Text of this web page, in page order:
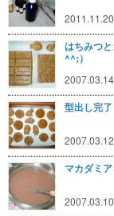
はちみつ
^^;）
型出し完
マカダミ